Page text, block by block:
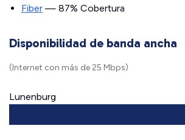
Fiber — 87% Cobertura
Disponibilidad de banda ancha
(Internet con más de 25 Mbps)
Lunenburg